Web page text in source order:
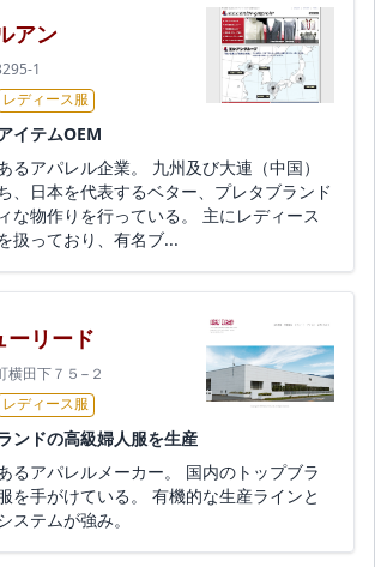
アン
1
レディース服
イテムOEM
るアパレル企業。 九州及び大連（中国）
、日本を代表するベター、プレタブランド
な物作りを行っている。 主にレディース
扱っており、有名ブ...
ーリード
横田下７５−２
レディース服
ンドの高級婦人服を生産
るアパレルメーカー。 国内のトップブラ
を手がけている。 有機的な生産ラインと
ステムが強み。